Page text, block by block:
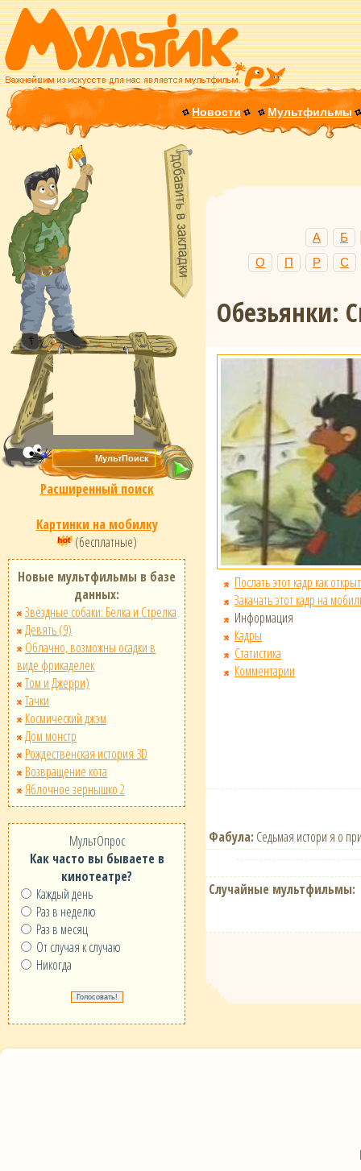
Новости Мультфильмы
Расширенный поиск
Картинки на мобилку
(бесплатные)
Новые мультфильмы в базе
данных:
Звёздные собаки: Белка и Стрелка
Девять (9)
Облачно, возможны осадки в
виде фрикаделек
Том и Джерри)
Тачки
Космический джэм
Дом монстр
Рождественская история 3D
Возвращение кота
Яблочное зернышко 2
МультОпрос
Как часто вы бываете в
кинотеатре?
Каждый день
Раз в неделю
Раз в месяц
От случая к случаю
Никогда
А
Б
О
П Р С
Обезьянки:
Послать этот кадр как
Закачать этот кадр на
Информация
Кадры
Статистика
Комментарии
Фабула: Седьмая истори я о
Случайные мультфильмы: